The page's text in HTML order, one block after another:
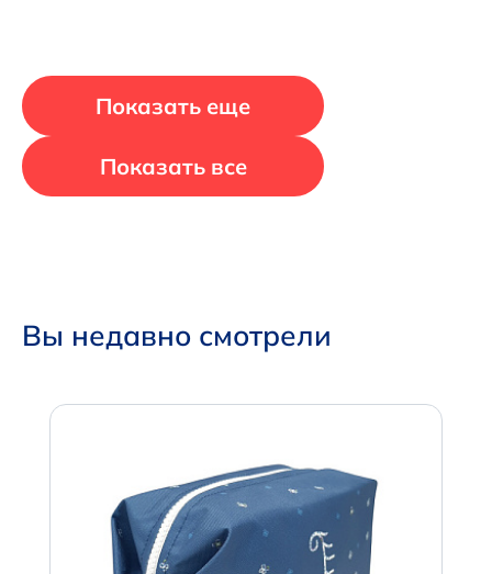
Показать еще
Показать все
Вы недавно смотрели